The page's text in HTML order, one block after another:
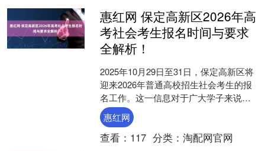
惠红网 保定高新区2026年高
考社会考生报名时间与要求
全解析！
2025年10月29日至31日，保定高新区将
迎来2026年普通高校招生社会考生的报
名工作。这一信息对于广大学子来说至
关重要，尤其是那些希望通过高考改变
命运的考生....
惠红网
查看： 117 分类： 淘配网官网